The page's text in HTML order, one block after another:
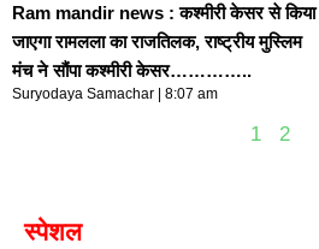
Ram mandir news : कश्मीरी केसर से किया
जाएगा रामलला का राजतिलक, राष्ट्रीय मुस्लिम
मंच ने सौंपा कश्मीरी केसर…………..
Suryodaya Samachar 8:07 am
1 2
स्पेशल